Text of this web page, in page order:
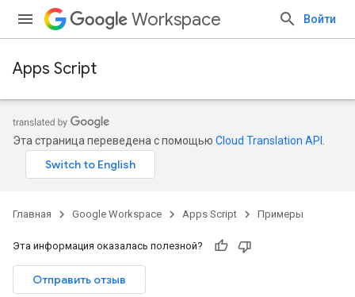
Workspace Войти
Apps Script
Эта страница переведена с помощью Cloud Translation API
Главная Google Workspace Apps Script Примеры
Эта информация оказалась полезной?
Отправить отзыв